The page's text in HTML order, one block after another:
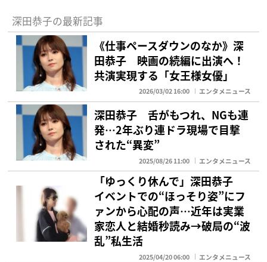
深田恭子の最新記事
《仕事ペースダウンのなか》深
田恭子 映画の続編に出演へ！
共演実現する「女王様女優」
2026/03/02 16:00 エンタメニュース
深田恭子 舌がもつれ、NGも連
発…2年ぶり連ドラ現場で目撃
された“異変”
2025/08/26 11:00 エンタメニュース
「ゆっくり休んで」深田恭子
イベントでの“ほっそり姿”にフ
ァンから心配の声…近年は実業
家恋人と結婚秒読み→破局の“波
乱”私生活
2025/04/20 06:00 エンタメニュース